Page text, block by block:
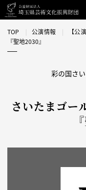
TOP 公演情報
【公
『聖地2030』
彩の国さ
さいたまゴー